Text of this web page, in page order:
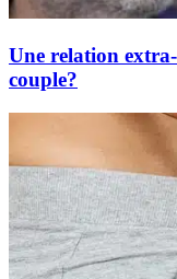
Une relation
couple?